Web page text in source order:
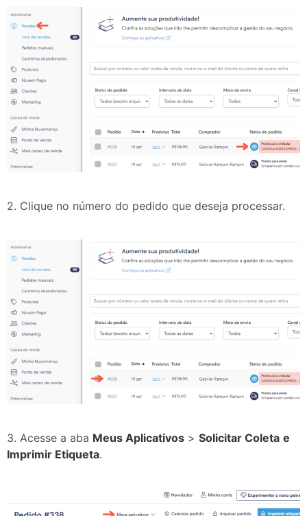
2. Clique no número do pedido que deseja processar.
3. Acesse a aba Meus Aplicativos > Solicitar Coleta e
Imprimir Etiqueta.